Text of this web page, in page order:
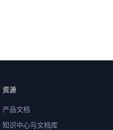
资源
产品文档
知识中心与文档库